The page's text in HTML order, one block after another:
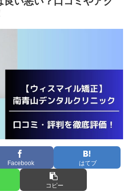
Facebook はてブ
コピー